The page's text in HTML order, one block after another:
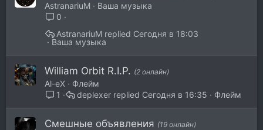
AstranariuM
Ваша музыка
0
Ваша музыка
Сегодня в 18:03
AstranariuM
William Orbit R.I.P. (2 онлайн)
Al-eX
Флейм
1
Флейм
Сегодня в 16:35
deplexer
Смешные объявления (19 онлайн)